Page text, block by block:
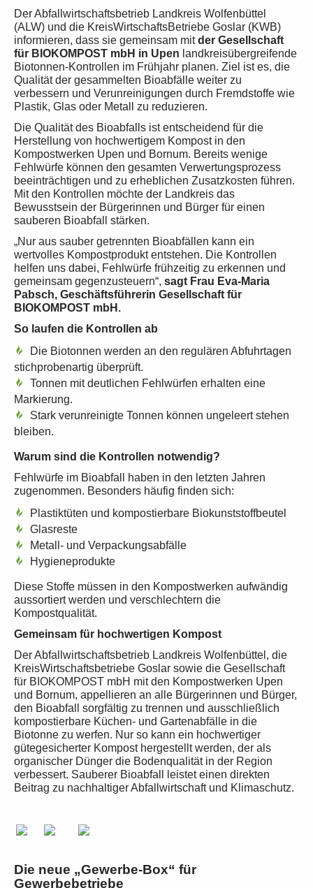
Der Abfallwirtschaftsbetrieb Landkreis Wolfenbüttel
(ALW) und die KreisWirtschaftsBetriebe Goslar (KWB)
informieren, dass sie gemeinsam mitder Gesellschaft
für BIOKOMPOST mbH in Upen landkreisübergreifende
Biotonnen-Kontrollen im Frühjahr planen. Ziel ist es, die
Qualität der gesammelten Bioabfälle weiter zu
verbessern und Verunreinigungen durch Fremdstoffe wie
Plastik, Glas oder Metall zu reduzieren.
Die Qualität des Bioabfalls ist entscheidend für die
Herstellung von hochwertigem Kompost in den
Kompostwerken Upen und Bornum. Bereits wenige
Fehlwürfe können den gesamten Verwertungsprozess
beeinträchtigen und zu erheblichen Zusatzkosten führen.
Mit den Kontrollen möchte der Landkreis das
Bewusstsein der Bürgerinnen und Bürger für einen
sauberen Bioabfall stärken.
„Nur aus sauber getrennten Bioabfällen kann ein
wertvolles Kompostprodukt entstehen. Die Kontrollen
helfen uns dabei, Fehlwürfe frühzeitig zu erkennen und
gemeinsam gegenzusteuern“, sagt Frau Eva-Maria
Pabsch, Geschäftsführerin Gesellschaft für
BIOKOMPOST mbH.
So laufen die Kontrollen ab
Die Biotonnen werden an den regulären Abfuhrtagen
stichprobenartig überprüft.
Tonnen mit deutlichen Fehlwürfen erhalten eine
Markierung.
Stark verunreinigte Tonnen können ungeleert stehen
bleiben.
Warum sind die Kontrollen notwendig?
Fehlwürfe im Bioabfall haben in den letzten Jahren
zugenommen. Besonders häufig finden sich:
Plastiktüten und kompostierbare Biokunststoffbeutel
Glasreste
Metall- und Verpackungsabfälle
Hygieneprodukte
Diese Stoffe müssen in den Kompostwerken aufwändig
aussortiert werden und verschlechtern die
Kompostqualität.
Gemeinsam für hochwertigen Kompost
Der Abfallwirtschaftsbetrieb Landkreis Wolfenbüttel, die
KreisWirtschaftsbetriebe Goslar sowie die Gesellschaft
für BIOKOMPOST mbH mit den Kompostwerken Upen
und Bornum, appellieren an alle Bürgerinnen und Bürger,
den Bioabfall sorgfältig zu trennen und ausschließlich
kompostierbare Küchen- und Gartenabfälle in die
Biotonne zu werfen. Nur so kann ein hochwertiger
gütegesicherter Kompost hergestellt werden, der als
organischer Dünger die Bodenqualität in der Region
verbessert. Sauberer Bioabfall leistet einen direkten
Beitrag zu nachhaltiger Abfallwirtschaft und Klimaschutz.
Die neue „Gewerbe-Box“ für
Gewerbebetriebe